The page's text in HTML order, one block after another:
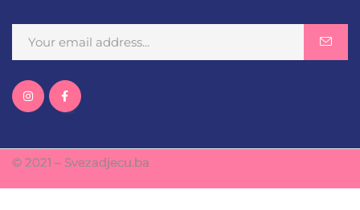
© 2021 – Svezadjecu.ba